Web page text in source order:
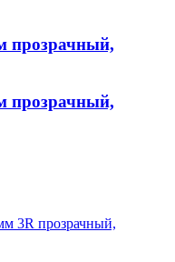
прозрачный,
прозрачный,